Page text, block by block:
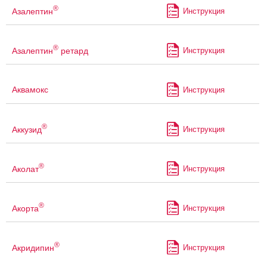
Азалептин® Инструкция
Азалептин® ретард Инструкция
Аквамокс Инструкция
Аккузид® Инструкция
Аколат® Инструкция
Акорта® Инструкция
Акридипин® Инструкция